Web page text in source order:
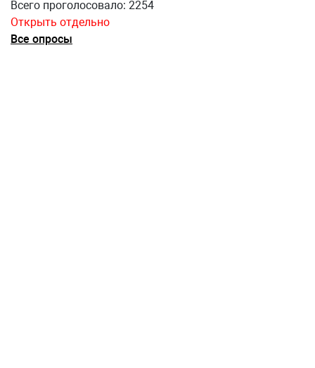
Всего проголосовало: 2254
Открыть отдельно
Все опросы